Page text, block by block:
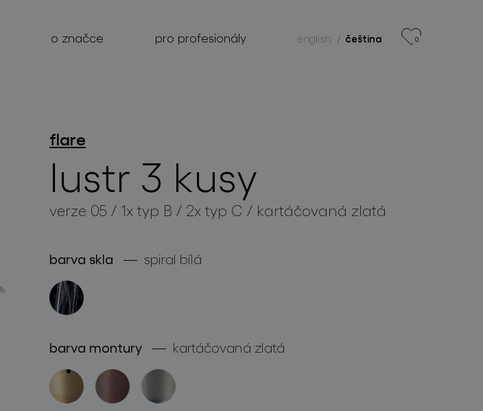
o značce pro profesionály english čeština 0
flare
lustr 3 kusy
verze 05 / 1x typ B / 2x typ C / kartáčovaná zlatá
barva skla spiral bílá
barva montury kartáčovaná zlatá